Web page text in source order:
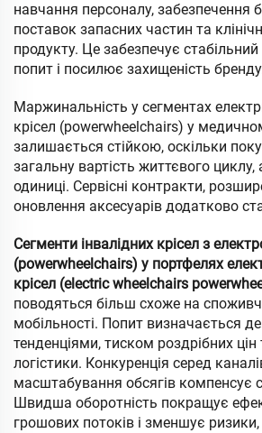
навчання персоналу, забезпечення
поставок запасних частин та
продукту. Це забезпечує
попит і посилює захищеність
Маржинальність у сегментах
крісел (powerwheelchairs) у
залишається стійкою, оскільки
загальну вартість життєвого циклу,
одиниці. Сервісні контракти,
оновлення аксесуарів додатково
Сегменти інвалідних крісел з
(powerwheelchairs) у портфелях
крісел (electric wheelchairs
поводяться більш схоже на
мобільності. Попит визначається
тенденціями, тиском роздрібних
логістики. Конкуренція серед
масштабування обсягів компенсує
Швидша оборотність покращує
грошових потоків і зменшує ризики,